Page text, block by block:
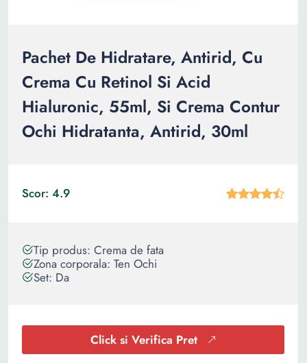
Pachet De Hidratare, Antirid, Cu
Crema Cu Retinol Si Acid
Hialuronic, 55ml, Si Crema Contur
Ochi Hidratanta, Antirid, 30ml
Scor: 4.9
Tip produs: Crema de fata
Zona corporala: Ten Ochi
Set: Da
Click si Verifica Pret